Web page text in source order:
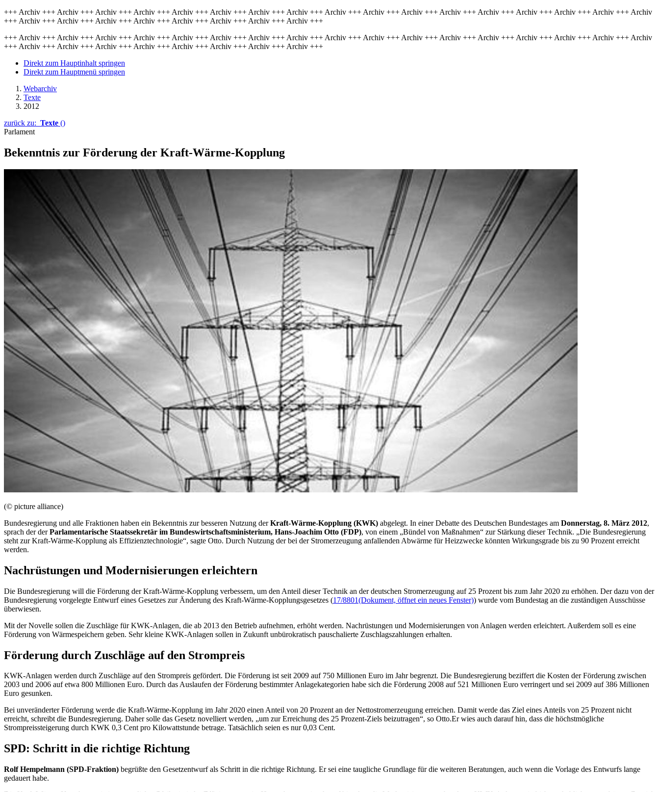
+++ Archiv +++ Archiv +++ Archiv +++ Archiv +++ Archiv +++ Archiv +++ Archiv +++ Archiv +++ Archiv +++ Archiv +++ Archiv +++ Archiv +++ Archiv +++ Archiv +++ Archiv +++ Archiv +++ Archiv
+++ Archiv +++ Archiv +++ Archiv +++ Archiv +++ Archiv +++ Archiv +++ Archiv +++ Archiv +++
+++ Archiv +++ Archiv +++ Archiv +++ Archiv +++ Archiv +++ Archiv +++ Archiv +++ Archiv +++ Archiv +++ Archiv +++ Archiv +++ Archiv +++ Archiv +++ Archiv +++ Archiv +++ Archiv +++ Archiv
+++ Archiv +++ Archiv +++ Archiv +++ Archiv +++ Archiv +++ Archiv +++ Archiv +++ Archiv +++
Direkt zum Hauptinhalt springen
Direkt zum Hauptmenü springen
Webarchiv
Texte
2012
zurück zu: Texte ()
Parlament
Bekenntnis zur Förderung der Kraft-Wärme-Kopplung
(© picture alliance)
Bundesregierung und alle Fraktionen haben ein Bekenntnis zur besseren Nutzung derKraft-Wärme-Kopplung (KWK) abgelegt. In einer Debatte des Deutschen Bundestages am Donnerstag, 8. März 2012,
sprach der derParlamentarische Staatssekretär im Bundeswirtschaftsministerium, Hans-Joachim Otto (FDP), von einem „Bündel von Maßnahmen“ zur Stärkung dieser Technik. „Die Bundesregierung
steht zur Kraft-Wärme-Kopplung als Effizienztechnologie“, sagte Otto. Durch Nutzung der bei der Stromerzeugung anfallenden Abwärme für Heizzwecke könnten Wirkungsgrade bis zu 90 Prozent erreicht
werden.
Nachrüstungen und Modernisierungen erleichtern
Die Bundesregierung will die Förderung der Kraft-Wärme-Kopplung verbessern, um den Anteil dieser Technik an der deutschen Stromerzeugung auf 25 Prozent bis zum Jahr 2020 zu erhöhen. Der dazu von der
Bundesregierung vorgelegte Entwurf eines Gesetzes zur Änderung des Kraft-Wärme-Kopplungsgesetzes (17/8801(Dokument, öffnet ein neues Fenster)) wurde vom Bundestag an die zuständigen Ausschüsse
überwiesen.
Mit der Novelle sollen die Zuschläge für KWK-Anlagen, die ab 2013 den Betrieb aufnehmen, erhöht werden. Nachrüstungen und Modernisierungen von Anlagen werden erleichtert. Außerdem soll es eine
Förderung von Wärmespeichern geben. Sehr kleine KWK-Anlagen sollen in Zukunft unbürokratisch pauschalierte Zuschlagszahlungen erhalten.
Förderung durch Zuschläge auf den Strompreis
KWK-Anlagen werden durch Zuschläge auf den Strompreis gefördert. Die Förderung ist seit 2009 auf 750 Millionen Euro im Jahr begrenzt. Die Bundesregierung beziffert die Kosten der Förderung zwischen
2003 und 2006 auf etwa 800 Millionen Euro. Durch das Auslaufen der Förderung bestimmter Anlagekategorien habe sich die Förderung 2008 auf 521 Millionen Euro verringert und sei 2009 auf 386 Millionen
Euro gesunken.
Bei unveränderter Förderung werde die Kraft-Wärme-Kopplung im Jahr 2020 einen Anteil von 20 Prozent an der Nettostromerzeugung erreichen. Damit werde das Ziel eines Anteils von 25 Prozent nicht
erreicht, schreibt die Bundesregierung. Daher solle das Gesetz novelliert werden, „um zur Erreichung des 25 Prozent-Ziels beizutragen“, so Otto.Er wies auch darauf hin, dass die höchstmögliche
Strompreissteigerung durch KWK 0,3 Cent pro Kilowattstunde betrage. Tatsächlich seien es nur 0,03 Cent.
SPD: Schritt in die richtige Richtung
Rolf Hempelmann (SPD-Fraktion) begrüßte den Gesetzentwurf als Schritt in die richtige Richtung. Er sei eine taugliche Grundlage für die weiteren Beratungen, auch wenn die Vorlage des Entwurfs lange
gedauert habe.